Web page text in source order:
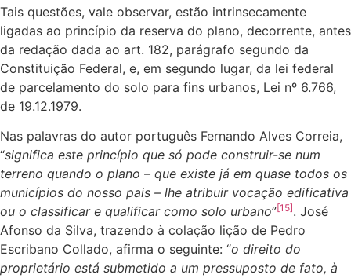
Tais questões, vale observar, estão intrinsecamente
ligadas ao princípio da reserva do plano, decorrente, antes
da redação dada ao art. 182, parágrafo segundo da
Constituição Federal, e, em segundo lugar, da lei federal
de parcelamento do solo para fins urbanos, Lei nº 6.766,
de 19.12.1979.
Nas palavras do autor português Fernando Alves Correia,
“significa este princípio que só pode construir-se num
terreno quando o plano – que existe já em quase todos os
municípios do nosso pais – lhe atribuir vocação edificativa
ou o classificar e qualificar como solo urbano”[15]. José
Afonso da Silva, trazendo à colação lição de Pedro
Escribano Collado, afirma o seguinte: “o direito do
proprietário está submetido a um pressuposto de fato, à